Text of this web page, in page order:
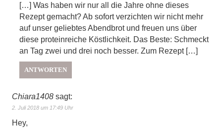
[…] Was haben wir nur all die Jahre ohne dieses
Rezept gemacht? Ab sofort verzichten wir nicht mehr
auf unser geliebtes Abendbrot und freuen uns über
diese proteinreiche Köstlichkeit. Das Beste: Schmeckt
an Tag zwei und drei noch besser. Zum Rezept […]
ANTWORTEN
Chiara1408 sagt:
2. Juli 2018 um 17:49 Uhr
Hey,